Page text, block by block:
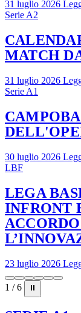
31 luglio 2026
Serie A2
MATCH
31 luglio 2026
Serie A1
30 luglio 2026
LBF
LEGA
INFRONT
23 luglio 2026
1 / 6 ⏸